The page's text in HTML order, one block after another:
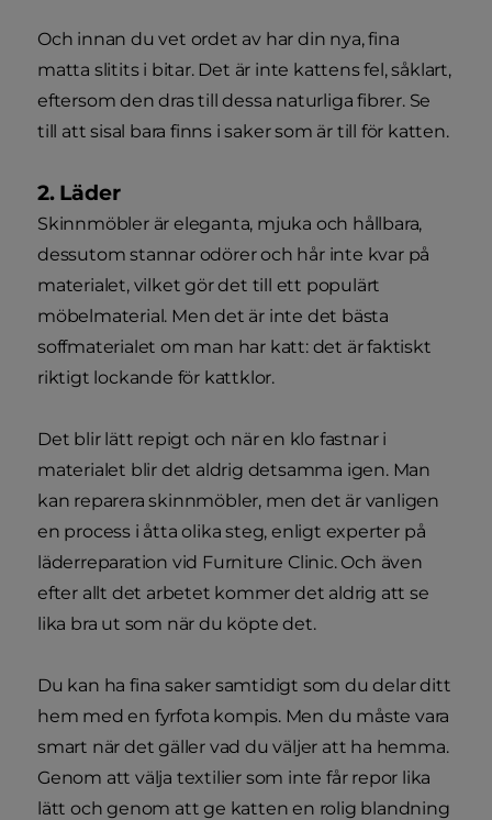
Och innan du vet ordet av har din nya, fina
matta slitits i bitar. Det är inte kattens fel, såklart,
eftersom den dras till dessa naturliga fibrer. Se
till att sisal bara finns i saker som är till för katten.
2. Läder
Skinnmöbler är eleganta, mjuka och hållbara,
dessutom stannar odörer och hår inte kvar på
materialet, vilket gör det till ett populärt
möbelmaterial. Men det är inte det bästa
soffmaterialet om man har katt: det är faktiskt
riktigt lockande för kattklor.
Det blir lätt repigt och när en klo fastnar i
materialet blir det aldrig detsamma igen. Man
kan reparera skinnmöbler, men det är vanligen
en process i åtta olika steg, enligt experter på
läderreparation vid Furniture Clinic. Och även
efter allt det arbetet kommer det aldrig att se
lika bra ut som när du köpte det.
Du kan ha fina saker samtidigt som du delar ditt
hem med en fyrfota kompis. Men du måste vara
smart när det gäller vad du väljer att ha hemma.
Genom att välja textilier som inte får repor lika
lätt och genom att ge katten en rolig blandning